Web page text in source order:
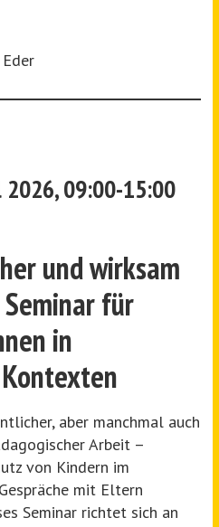
09:00-15:00
und wirksam
für
in
aber manchmal auch
Arbeit –
von Kindern im
mit Eltern
Seminar richtet sich an